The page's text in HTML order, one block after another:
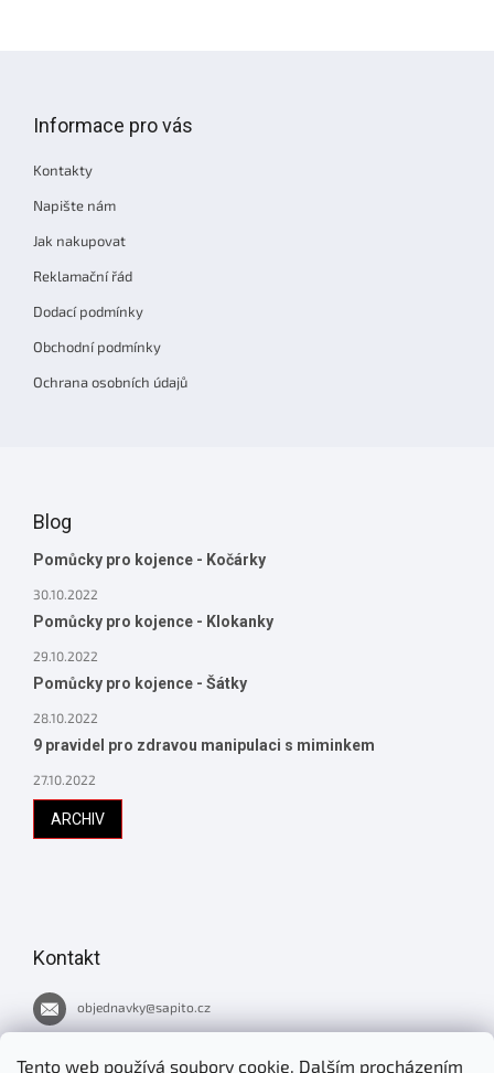
Tento web používá soubory cookie. Dalším procházením
Informace pro vás
Kontakty
Napište nám
Jak nakupovat
Reklamační řád
Dodací podmínky
Obchodní podmínky
Ochrana osobních údajů
Blog
Pomůcky pro kojence - Kočárky
30.10.2022
Pomůcky pro kojence - Klokanky
29.10.2022
Pomůcky pro kojence - Šátky
28.10.2022
9 pravidel pro zdravou manipulaci s miminkem
27.10.2022
ARCHIV
Kontakt
objednavky@sapito.cz